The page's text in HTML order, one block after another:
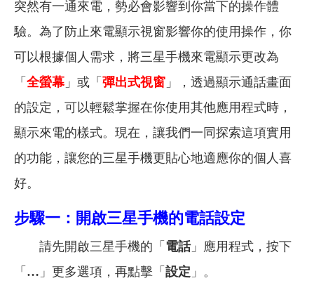
突然有一通來電，勢必會影響到你當下的操作體
驗。為了防止來電顯示視窗影響你的使用操作，你
可以根據個人需求，將三星手機來電顯示更改為
「 全螢幕」或「 彈出式視窗 」，透過顯示通話畫面
的設定，可以輕鬆掌握在你使用其他應用程式時，
顯示來電的樣式。現在，讓我們一同探索這項實用
的功能，讓您的三星手機更貼心地適應你的個人喜
好。
步驟一：開啟三星手機的電話設定
請先開啟三星手機的「 電話」應用程式，按下
「 … 」更多選項，再點擊「 設定 」。